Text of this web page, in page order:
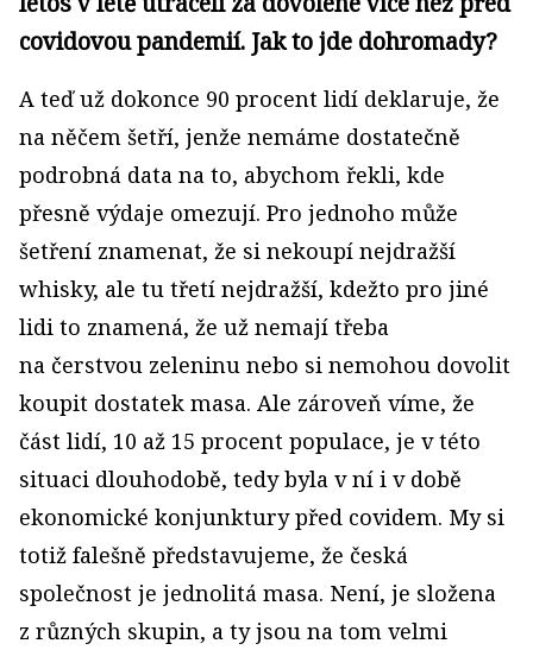
covidovou pandemií. Jak to jde dohromady?
A teď už dokonce 90 procent lidí deklaruje, že
na něčem šetří, jenže nemáme dostatečně
podrobná data na to, abychom řekli, kde
přesně výdaje omezují. Pro jednoho může
šetření znamenat, že si nekoupí nejdražší
whisky, ale tu třetí nejdražší, kdežto pro jiné
lidi to znamená, že už nemají třeba
na čerstvou zeleninu nebo si nemohou dovolit
koupit dostatek masa. Ale zároveň víme, že
část lidí, 10 až 15 procent populace, je v této
situaci dlouhodobě, tedy byla v ní i v době
ekonomické konjunktury před covidem. My si
totiž falešně představujeme, že česká
společnost je jednolitá masa. Není, je složena
z různých skupin, a ty jsou na tom velmi